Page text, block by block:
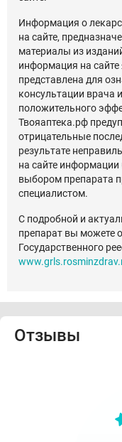
Информация о
на сайте,
материалы из
информация на
представлена для
консультации врача
положительного
Твояаптека.рф
отрицательные
результате
на сайте информации
выбором препарата
специалистом.
С подробной и
препарат вы можете
Государственного
Отзывы